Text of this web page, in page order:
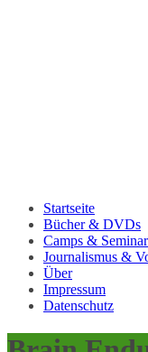
Startseite
Bücher & DVDs
Camps &
Journalismus &
Über
Impressum
Datenschutz